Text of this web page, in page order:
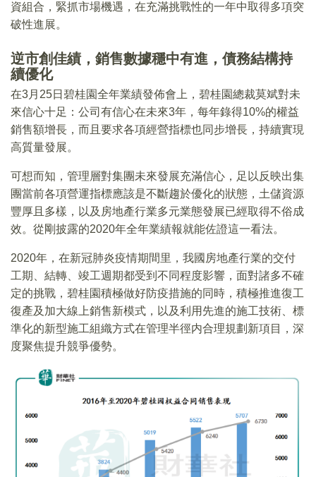
資組合，緊抓市場機遇，在充滿挑戰性的一年中取得多項突
破性進展。
逆市創佳績，銷售數據穩中有進，債務結構持
續優化
在3月25日碧桂園全年業績發佈會上，碧桂園總裁莫斌對未
來信心十足：公司有信心在未來3年，每年錄得10%的權益
銷售額增長，而且要求各項經營指標也同步增長，持續實現
高質量發展。
可想而知，管理層對集團未來發展充滿信心，足以反映出集
團當前各項營運指標應該是不斷趨於優化的狀態，土儲資源
豐厚且多樣，以及房地產行業多元業態發展已經取得不俗成
效。從剛披露的2020年全年業績報就能佐證這一看法。
2020年，在新冠肺炎疫情期間里，我國房地產行業的交付
工期、結轉、竣工週期都受到不同程度影響，面對諸多不確
定的挑戰，碧桂園積極做好防疫措施的同時，積極推進復工
復產及加大線上銷售新模式，以及利用先進的施工技術、標
準化的新型施工組織方式在管理半徑内合理規劃新項目，深
度聚焦提升競爭優勢。